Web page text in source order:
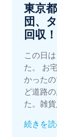
東京
団、
回収！
この日
た。 お
かった
ど道路
た。雑
続きを